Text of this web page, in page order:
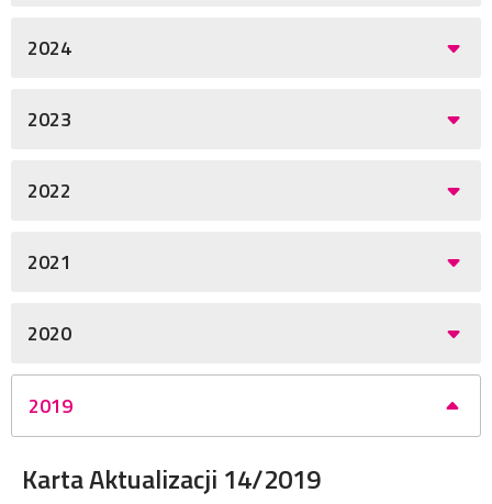
2024
2023
2022
2021
2020
2019
Karta Aktualizacji 14/2019